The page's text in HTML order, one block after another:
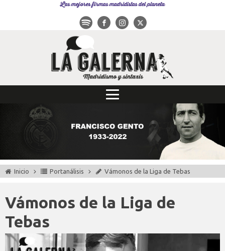
Las mejores firmas madridistas del planeta
Inicio Portanálisis Vámonos de la Liga de Tebas
Vámonos de la Liga de
Tebas